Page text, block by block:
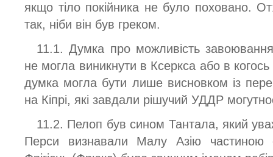
якщо тіло покійника не було поховано.
так, ніби він був греком.
11.1. Думка про можливість
не могла виникнути в Ксеркса або в когось
думка могла бути лише висновком із
на Кіпрі, які завдали рішучий УДДР
11.2. Пелоп був сином Тантала, який
Перси визнавали Малу Азію частиною